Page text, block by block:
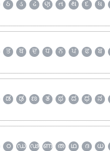
ઠ ડ ઢ ણ ત થ દ ધ
ਤ ਥ ਦ ਧ ਨ ਪ ਫ ਬ
ಡ ಢ ಣ ತ ಥ ದ ಧ ನ
ഠ ഡ ഢ ണ ത ഥ ദ ധ